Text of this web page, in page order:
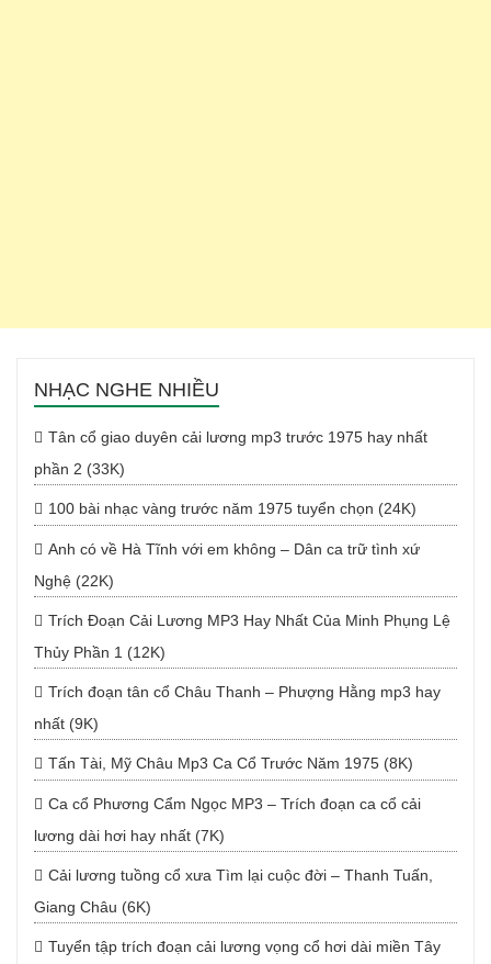
NHẠC NGHE NHIỀU
Tân cổ giao duyên cải lương mp3 trước 1975 hay nhất
phần 2 (33K)
100 bài nhạc vàng trước năm 1975 tuyển chọn (24K)
Anh có về Hà Tĩnh với em không – Dân ca trữ tình xứ
Nghệ (22K)
Trích Đoạn Cải Lương MP3 Hay Nhất Của Minh Phụng Lệ
Thủy Phần 1 (12K)
Trích đoạn tân cổ Châu Thanh – Phượng Hằng mp3 hay
nhất (9K)
Tấn Tài, Mỹ Châu Mp3 Ca Cổ Trước Năm 1975 (8K)
Ca cổ Phương Cẩm Ngọc MP3 – Trích đoạn ca cổ cải
lương dài hơi hay nhất (7K)
Cải lương tuồng cổ xưa Tìm lại cuộc đời – Thanh Tuấn,
Giang Châu (6K)
Tuyển tập trích đoạn cải lương vọng cổ hơi dài miền Tây